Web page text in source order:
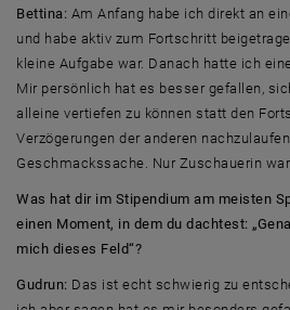
Bettina: Am Anfang habe ich direkt an
und habe aktiv zum Fortschritt
kleine Aufgabe war. Danach hatte ich
Mir persönlich hat es besser gefallen,
alleine vertiefen zu können statt den
Verzögerungen der anderen
Geschmackssache. Nur Zuschauerin
Was hat dir im Stipendium am meisten
einen Moment, in dem du dachtest:
mich dieses Feld“?
Gudrun: Das ist echt schwierig zu